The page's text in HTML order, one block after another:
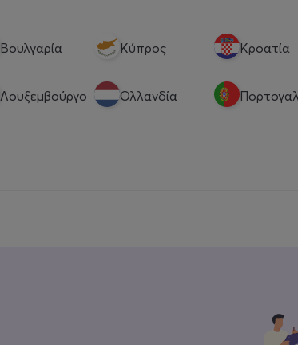
Βουλγαρία Κύπρος Κροατία
Λουξεμβούργο Ολλανδία